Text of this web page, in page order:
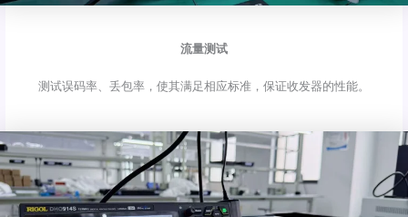
流量测试
测试误码率、丢包率，使其满足相应标准，保证收发器的性能。